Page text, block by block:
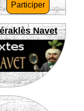
Participer
Navet